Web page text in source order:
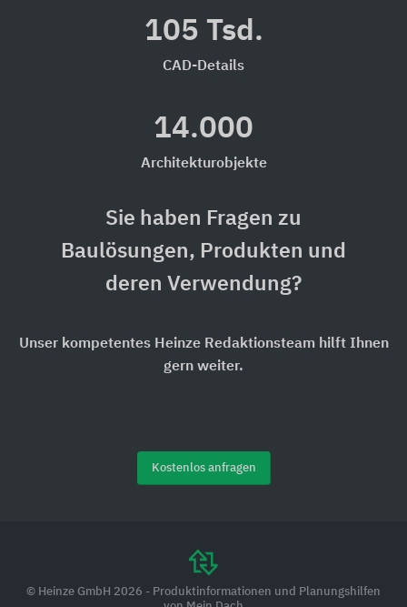
105 Tsd.
CAD-Details
14.000
Architekturobjekte
Sie haben Fragen zu
Baulösungen, Produkten und
deren Verwendung?
Unser kompetentes Heinze Redaktionsteam hilft Ihnen
gern weiter.
Kostenlos anfragen
© Heinze GmbH 2026 - Produktinformationen und Planungshilfen